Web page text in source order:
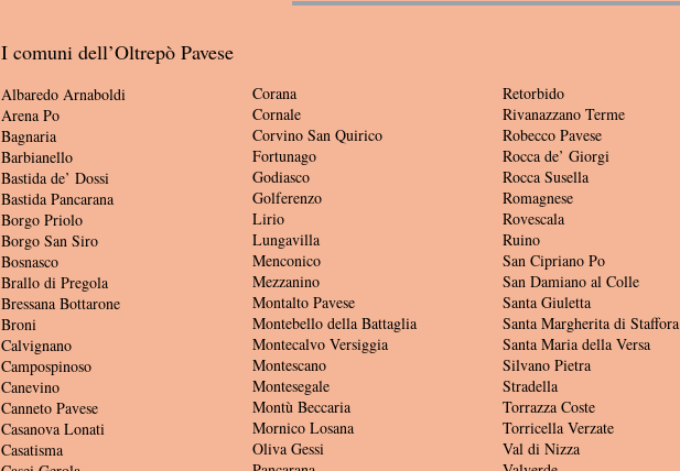
Albaredo Arnaboldi
Arena Po
Bagnaria
Barbianello
Bastida de’ Dossi
Bastida Pancarana
Borgo Priolo
Borgo San Siro
Bosnasco
Brallo di Pregola
Bressana Bottarone
Broni
Calvignano
Campospinoso
Canevino
Canneto Pavese
Casanova Lonati
Casatisma
Corana
Cornale
Corvino San Quirico
Fortunago
Godiasco
Golferenzo
Lirio
Lungavilla
Menconico
Mezzanino
Montalto Pavese
Montebello della Battaglia
Montecalvo Versiggia
Montescano
Montesegale
Montù Beccaria
Mornico Losana
Oliva Gessi
Retorbido
Rivanazzano Terme
Robecco Pavese
Rocca de’ Giorgi
Rocca Susella
Romagnese
Rovescala
Ruino
San Cipriano Po
San Damiano al Colle
Santa Giuletta
Santa Margherita di Staffora
Santa Maria della Versa
Silvano Pietra
Stradella
Torrazza Coste
Torricella Verzate
Val di Nizza
I comuni dell’Oltrepò Pavese